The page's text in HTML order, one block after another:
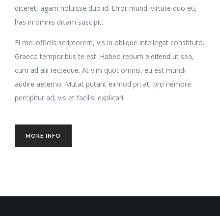
diceret, agam noluisse duo id. Error mundi virtute duo eu,
has in omnis dicam suscipit.
Ei mei officiis scriptorem, vis in oblique intellegat constituto.
Graeco temporibus te est. Habeo rebum eleifend ut sea,
cum ad alii recteque. At vim quot omnis, eu est mundi
audire aeterno. Mutat putant eirmod pri at, pro nemore
percipitur ad, vis et facilisi explicari.
MORE INFO